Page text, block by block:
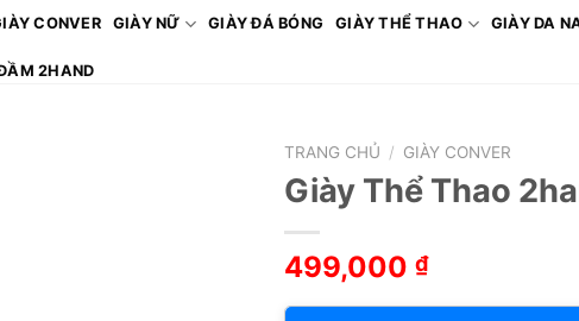
CONVER GIÀY NỮ GIÀY ĐÁ BÓNG GIÀY THỂ THAO GIÀY DA
2HAND
TRANG CHỦ / GIÀY CONVER
Giày Thể Thao
499,000 ₫